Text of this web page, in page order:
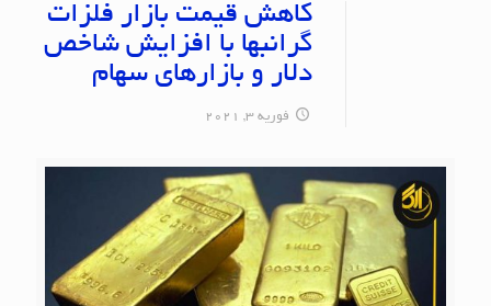
کاهش قیمت بازار فلزات
گرانبها با افزایش شاخص
دلار و بازارهای سهام
فوریه 3, 2021